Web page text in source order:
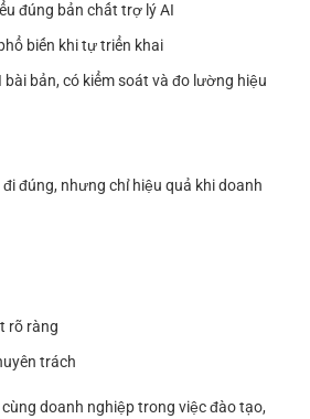
đúng bản chất trợ lý AI
biến khi tự triển khai
bản, có kiểm soát và đo lường hiệu
đúng, nhưng chỉ hiệu quả khi doanh
rõ ràng
trách
doanh nghiệp trong việc đào tạo,